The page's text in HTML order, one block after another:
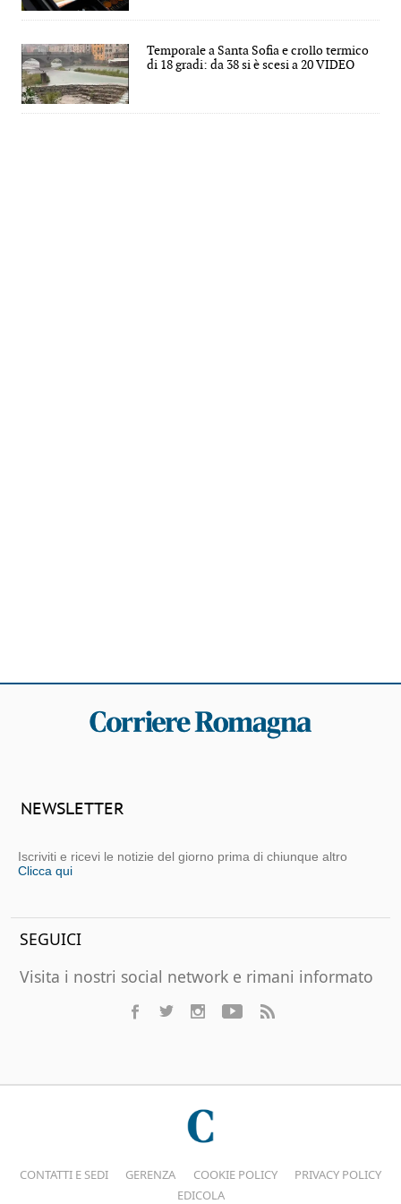
Temporale a Santa Sofia e crollo termico
di 18 gradi: da 38 si è scesi a 20 VIDEO
NEWSLETTER
Iscriviti e ricevi le notizie del giorno prima di chiunque altro
Clicca qui
SEGUICI
Visita i nostri social network e rimani informato
CONTATTI E SEDI GERENZA COOKIE POLICY
PRIVACY POLICY
EDICOLA